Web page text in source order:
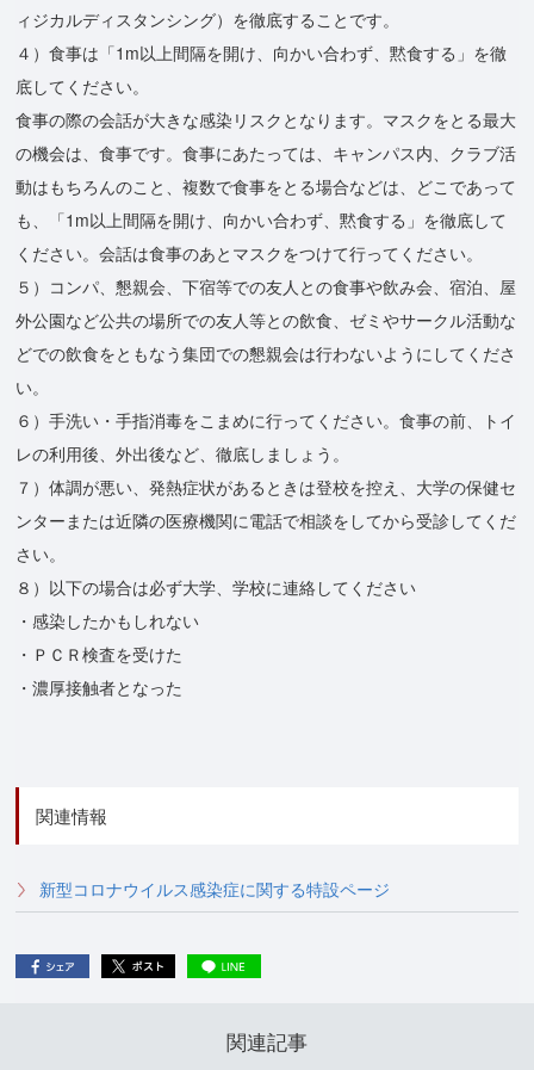
ィジカルディスタンシング）を徹底することです。
４）食事は「1m以上間隔を開け、向かい合わず、黙食する」を徹
底してください。
食事の際の会話が大きな感染リスクとなります。マスクをとる最大
の機会は、食事です。食事にあたっては、キャンパス内、クラブ活
動はもちろんのこと、複数で食事をとる場合などは、どこであって
も、「1m以上間隔を開け、向かい合わず、黙食する」を徹底して
ください。会話は食事のあとマスクをつけて行ってください。
５）コンパ、懇親会、下宿等での友人との食事や飲み会、宿泊、屋
外公園など公共の場所での友人等との飲食、ゼミやサークル活動な
どでの飲食をともなう集団での懇親会は行わないようにしてくださ
い。
６）手洗い・手指消毒をこまめに行ってください。食事の前、トイ
レの利用後、外出後など、徹底しましょう。
７）体調が悪い、発熱症状があるときは登校を控え、大学の保健セ
ンターまたは近隣の医療機関に電話で相談をしてから受診してくだ
さい。
８）以下の場合は必ず大学、学校に連絡してください
・感染したかもしれない
・ＰＣＲ検査を受けた
・濃厚接触者となった
関連情報
新型コロナウイルス感染症に関する特設ページ
関連記事